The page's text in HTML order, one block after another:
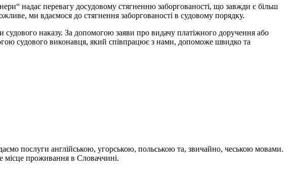
надає перевагу досудовому стягненню заборгованості, що завжди є більш
ми вдаємося до стягнення заборгованості в судовому порядку.
наказу. За допомогою заяви про видачу платіжного доручення або
судового виконавця, який співпрацює з нами, допоможе швидко та
послуги англійською, угорською, польською та, звичайно, чеською мовами.
місце проживання в Словаччині.